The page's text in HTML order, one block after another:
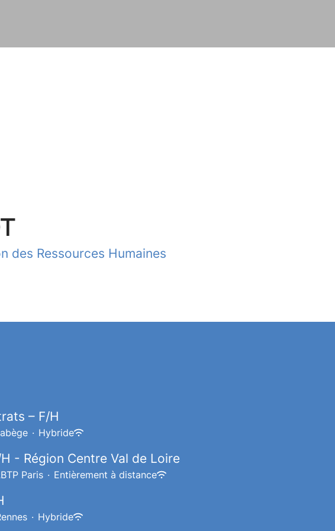
des Ressources Humaines
– F/H
· Hybride
- Région Centre Val de Loire
Paris · Entièrement à distance
· Hybride